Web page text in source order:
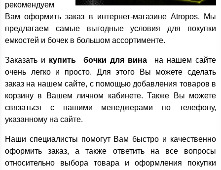
рекомендуем
Вам оформить заказ в интернет-магазине Atropos. Мы
предлагаем самые выгодные условия для покупки
емкостей и бочек в большом ассортименте.
Заказать и купить бочки для вина на нашем сайте
очень легко и просто. Для этого Вы можете сделать
заказ на нашем сайте, с помощью добавления товаров в
корзину в Вашем личном кабинете. Также Вы можете
связаться с нашими менеджерами по телефону,
указанному на сайте.
Наши специалисты помогут Вам быстро и качественно
оформить заказ, а также ответить на все вопросы
относительно выбора товара и оформления покупки